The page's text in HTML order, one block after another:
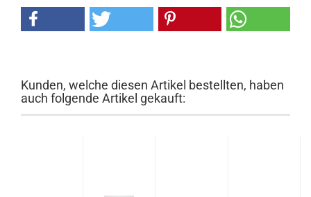
Kunden, welche diesen Artikel bestellten, haben
auch folgende Artikel gekauft: